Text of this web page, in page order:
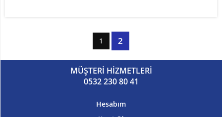
1 2
MÜŞTERİ HİZMETLERİ
0532 230 80 41
Hesabım